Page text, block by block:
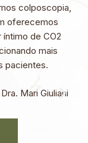
colposcopia,
oferecemos
de CO2
mais
pacientes.